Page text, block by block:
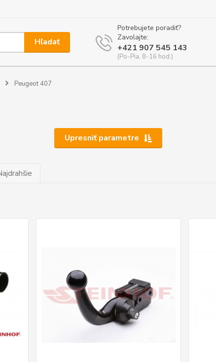
Hľadať
Potrebujete poradiť?
Zavolajte:
+421 907 545 143
(Po-Pia, 8-16 hod.)
Peugeot 407
Upresniť parametre